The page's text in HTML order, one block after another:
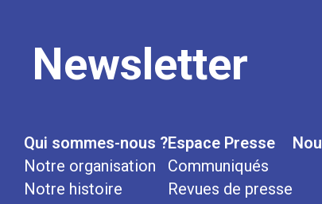
Newsletter
Qui sommes-nous ?
Notre organisation
Notre histoire
Espace Presse
Communiqués
Revues de presse